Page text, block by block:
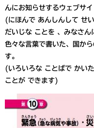
んにお知らせするウェブサイ
(にほんで あんしんして せ
だいじな ことを 、みなさ
色々な言葉で書いた、国か
す。
(いろいろな ことばで かい
ことが できます)